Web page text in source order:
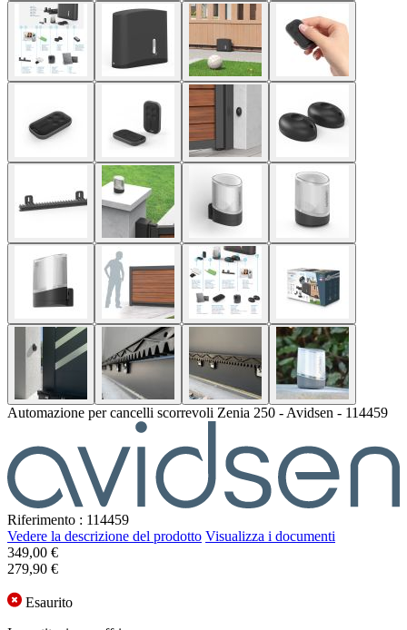
Automazione per cancelli scorrevoli Zenia 250 - Avidsen - 114459
Riferimento : 114459
Vedere la descrizione del prodotto Visualizza i documenti
349,00 €
279,90 €
Esaurito